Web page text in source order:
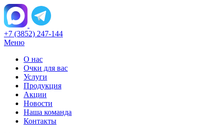
+7 (3852) 247-144
Меню
О нас
Очки для вас
Услуги
Продукция
Акции
Новости
Наша команда
Контакты